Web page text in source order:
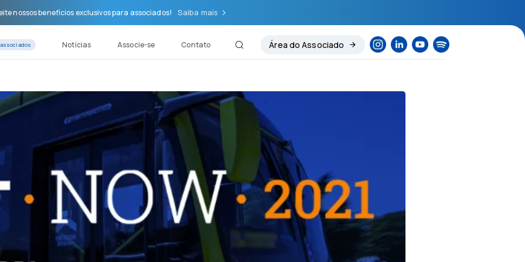
nossos benefícios exclusivos para associados! Saiba mais
Notícias Associe-se Contato Área do Associado